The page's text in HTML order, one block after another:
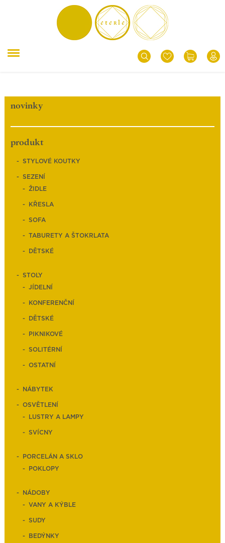
novinky
produkt
STYLOVÉ KOUTKY
SEZENÍ
ŽIDLE
KŘESLA
SOFA
TABURETY A ŠTOKRLATA
DĚTSKÉ
STOLY
JÍDELNÍ
KONFERENČNÍ
DĚTSKÉ
PIKNIKOVÉ
SOLITÉRNÍ
OSTATNÍ
NÁBYTEK
OSVĚTLENÍ
LUSTRY A LAMPY
SVÍCNY
PORCELÁN A SKLO
POKLOPY
NÁDOBY
VANY A KÝBLE
SUDY
BEDÝNKY